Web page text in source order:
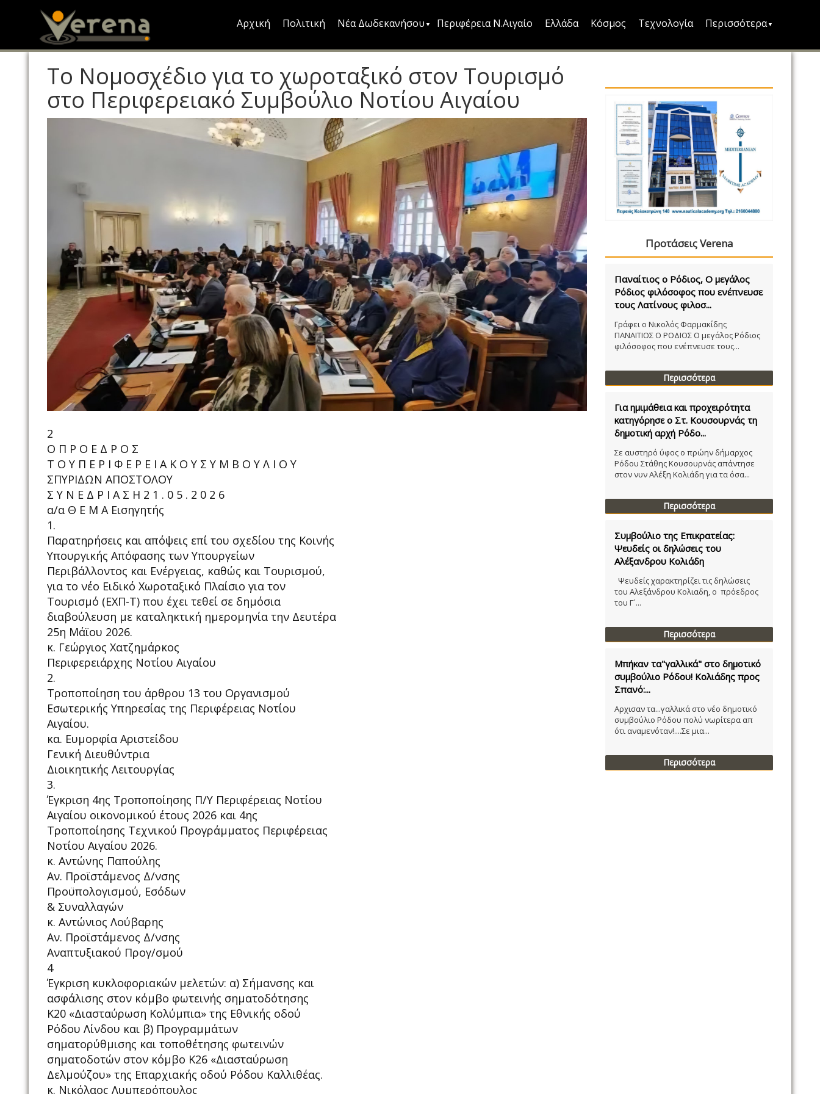
Αρχική Πολιτική Νέα Δωδεκανήσου Περιφέρεια Ν.Αιγαίο Ελλάδα Κόσμος Τεχνολογία Περισσότερα
Το Νομοσχέδιο για το χωροταξικό στον Τουρισμό
στο Περιφερειακό Συμβούλιο Νοτίου Αιγαίου
2
Ο Π Ρ Ο Ε Δ Ρ Ο Σ
Τ Ο Υ Π Ε Ρ Ι Φ Ε Ρ Ε Ι Α Κ Ο Υ Σ Υ Μ Β Ο Υ Λ Ι Ο Υ
ΣΠΥΡΙΔΩΝ ΑΠΟΣΤΟΛΟΥ
Σ Υ Ν Ε Δ Ρ Ι Α Σ Η 2 1 . 0 5 . 2 0 2 6
α/α Θ Ε Μ Α Εισηγητής
1.
Παρατηρήσεις και απόψεις επί του σχεδίου της Κοινής
Υπουργικής Απόφασης των Υπουργείων
Περιβάλλοντος και Ενέργειας, καθώς και Τουρισμού,
για το νέο Ειδικό Χωροταξικό Πλαίσιο για τον
Τουρισμό (ΕΧΠ-Τ) που έχει τεθεί σε δημόσια
διαβούλευση με καταληκτική ημερομηνία την Δευτέρα
25η Μάϊου 2026.
κ. Γεώργιος Χατζημάρκος
Περιφερειάρχης Νοτίου Αιγαίου
2.
Τροποποίηση του άρθρου 13 του Οργανισμού
Εσωτερικής Υπηρεσίας της Περιφέρειας Νοτίου
Αιγαίου.
κα. Ευμορφία Αριστείδου
Γενική Διευθύντρια
Διοικητικής Λειτουργίας
3.
Έγκριση 4ης Τροποποίησης Π/Υ Περιφέρειας Νοτίου
Αιγαίου οικονομικού έτους 2026 και 4ης
Τροποποίησης Τεχνικού Προγράμματος Περιφέρειας
Νοτίου Αιγαίου 2026.
κ. Αντώνης Παπούλης
Αν. Προϊστάμενος Δ/νσης
Προϋπολογισμού, Εσόδων
& Συναλλαγών
κ. Αντώνιος Λούβαρης
Αν. Προϊστάμενος Δ/νσης
Αναπτυξιακού Προγ/σμού
4
Έγκριση κυκλοφοριακών μελετών: α) Σήμανσης και
ασφάλισης στον κόμβο φωτεινής σηματοδότησης
Κ20 «Διασταύρωση Κολύμπια» της Εθνικής οδού
Ρόδου Λίνδου και β) Προγραμμάτων
σηματορύθμισης και τοποθέτησης φωτεινών
σηματοδοτών στον κόμβο Κ26 «Διασταύρωση
Δελμούζου» της Επαρχιακής οδού Ρόδου Καλλιθέας.
κ. Νικόλαος Λυμπερόπουλος
Προτάσεις Verena
Παναίτιος ο Ρόδιος, Ο μεγάλος
Ρόδιος φιλόσοφος που ενέπνευσε
τους Λατίνους φιλοσ...
Γράφει ο Νικολός Φαρμακίδης
ΠΑΝΑΙΤΙΟΣ Ο ΡΟΔΙΟΣ Ο μεγάλος Ρόδιος
φιλόσοφος που ενέπνευσε τους...
Περισσότερα
Για ημιμάθεια και προχειρότητα
κατηγόρησε ο Στ. Κουσουρνάς τη
δημοτική αρχή Ρόδο...
Σε αυστηρό ύφος ο πρώην δήμαρχος
Ρόδου Στάθης Κουσουρνάς απάντησε
στον νυν Αλέξη Κολιάδη για τα όσα...
Περισσότερα
Συμβούλιο της Επικρατείας:
Ψευδείς οι δηλώσεις του
Αλέξανδρου Κολιάδη
Ψευδείς χαρακτηρίζει τις δηλώσεις
του Αλεξάνδρου Κολιαδη, ο πρόεδρος
του Γ´...
Περισσότερα
Μπήκαν τα"γαλλικά" στο δημοτικό
συμβούλιο Ρόδου! Κολιάδης προς
Σπανό:...
Αρχισαν τα...γαλλικά στο νέο δημοτικό
συμβούλιο Ρόδου πολύ νωρίτερα απ
ότι αναμενόταν!....Σε μια...
Περισσότερα